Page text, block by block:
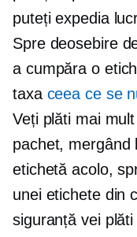
puteți expedia
Spre deosebire
a cumpăra o
taxa ceea ce se
Veți plăti mai
pachet, mergând
etichetă acolo,
unei etichete din
siguranță vei